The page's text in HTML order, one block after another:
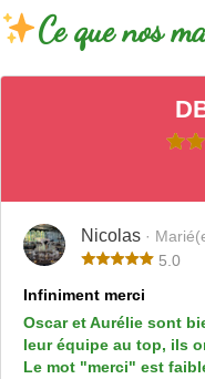
Ce que nos
Nicolas ·
5.0
Infiniment merci
Oscar et Aurélie sont
leur équipe au top, ils
Le mot "merci" est